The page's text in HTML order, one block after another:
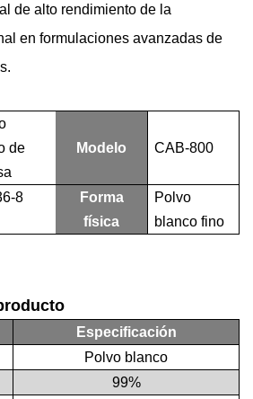
de alto rendimiento de la
en formulaciones avanzadas de
de
Modelo CAB-800
8
Forma
física
Polvo
blanco fino
Especificación
Polvo blanco
99%